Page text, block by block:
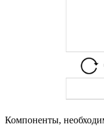
Компоненты,